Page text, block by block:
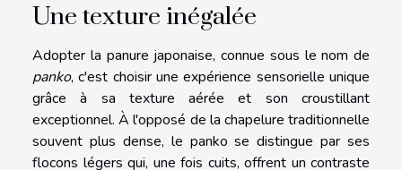
Une texture inégalée
Adopter la panure japonaise, connue sous le nom de
panko, c'est choisir une expérience sensorielle unique
grâce à sa texture aérée et son croustillant
exceptionnel. À l'opposé de la chapelure traditionnelle
souvent plus dense, le panko se distingue par ses
flocons légers qui, une fois cuits, offrent un contraste